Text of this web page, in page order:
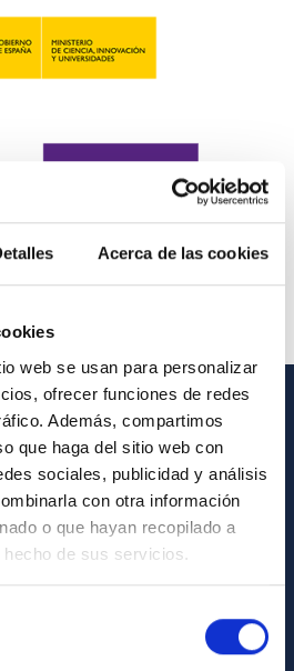
Acerca de las cookies
web se usan para personalizar
ofrecer funciones de redes
Además, compartimos
que haga del sitio web con
sociales, publicidad y análisis
con otra información
o que hayan recopilado a
de sus servicios.